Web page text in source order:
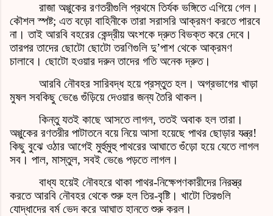
রাজা অগ্গুকের রণতরীগুলি প্রথমে তির্যক ভঙ্গিতে এগিয়ে গেল।
কৌশল স্পষ্ট; এত বড়ো বাহিনীকে তারা সরাসরি আক্রমণ করতে পারবে
না। তাই আরবি বহরের কেন্দ্রীয় অংশকে দ্রুত বিভক্ত করে দেবে।
তারপর তাদের ছোটো ছোটো তরণিগুলি দু’পাশ থেকে আক্রমণ
চালাবে। ছোটো হওয়ার দরুন তাদের গতি অনেক দ্রুত।
আরবি নৌবহর সারিবদ্ধ হয়ে প্রস্তুত হল। অগ্রভাগের খাড়া
মুষল সবকিছু ভেঙে গুঁড়িয়ে দেওয়ার জন্য তৈরি থাকল।
কিন্তু যতই কাছে আসতে লাগল, ততই অবাক হল তারা।
অগ্গুকের রণতরীর পাটাতনে বয়ে নিয়ে আসা হয়েছে পাথর ছোড়ার যন্ত্র!
কিছু বুঝে ওঠার আগেই মুর্হুমুহু পাথরের আঘাতে গুঁড়ো হয়ে যেতে লাগল
সব। পাল, মাস্তুল, সবই ভেঙে পড়তে লাগল।
বাধ্য হয়েই নৌবহরে থাকা পাথর-নিক্ষেপণকারীদের নিরস্ত্র
করতে আরবি নৌবহর থেকে শুরু হল তির-বৃষ্টি। খাটো তিরগুলি
যোদ্ধাদের বর্ম ভেদ করে আঘাত হানতে শুরু করল।